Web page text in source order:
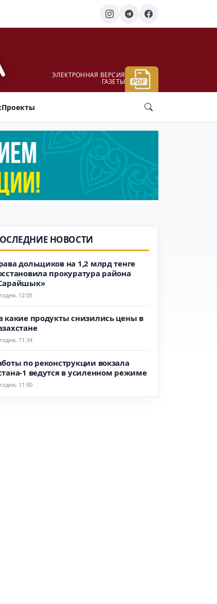
ЭЛЕКТРОННАЯ ВЕРСИЯ
ГАЗЕТЫ
Проекты
НОВОСТИ
дольщиков на 1,2 млрд тенге
прокуратура района
12:05
какие продукты снизились цены в
11:34
по реконструкции вокзала
1 ведутся в усиленном режиме
11:00